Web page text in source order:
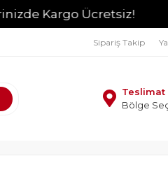
Ücretsiz! Tüm
Sipariş Takip
Teslimat
Bölge